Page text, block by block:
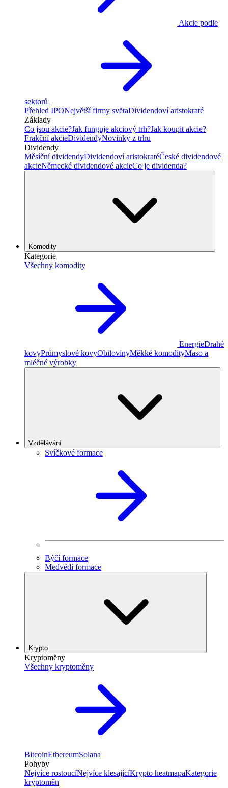
Akcie podle
sektorů
Přehled IPONejvětší firmy světaDividendoví aristokraté
Základy
Co jsou akcie?Jak funguje akciový trh?Jak koupit akcie?
Frakční akcieDividendyNovinky z trhu
Dividendy
Měsíční dividendyDividendoví aristokratéČeské dividendové
akcieNěmecké dividendové akcieCo je dividenda?
Komodity
Kategorie
Všechny komodity
EnergieDrahé
kovyPrůmyslové kovyObilovinyMěkké komodityMaso a
mléčné výrobky
Vzdělávání
Svíčkové formace
Býčí formace
Medvědí formace
Krypto
Kryptoměny
Všechny kryptoměny
BitcoinEthereumSolana
Pohyby
Nejvíce rostoucíNejvíce klesajícíKrypto heatmapaKategorie
kryptoměn